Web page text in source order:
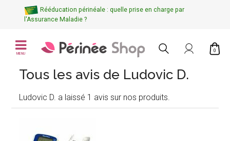
Rééducation périnéale : quelle prise en charge par
l'Assurance Maladie ?
MENU
0
Tous les avis de Ludovic D.
Ludovic D. a laissé 1 avis sur nos produits.